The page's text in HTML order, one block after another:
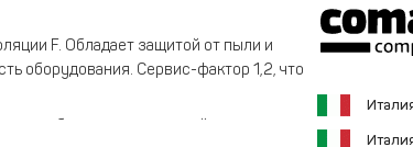
F. Обладает защитой от пыли и
оборудования. Сервис-фактор 1,2, что
обеспечивает полный контроль